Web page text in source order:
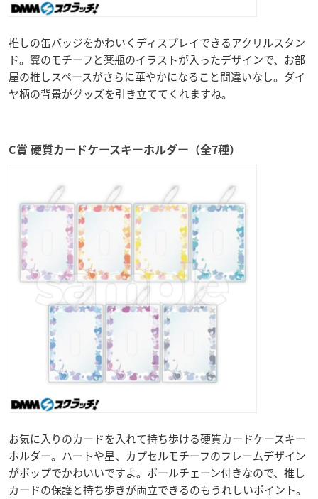
推しの缶バッジをかわいくディスプレイできるアクリルスタン
ド。翼のモチーフと薬瓶のイラストが入ったデザインで、お部
屋の推しスペースがさらに華やかになること間違いなし。ダイ
ヤ柄の背景がグッズを引き立ててくれますね。
C賞 硬質カードケースキーホルダー（全7種）
お気に入りのカードを入れて持ち歩ける硬質カードケースキー
ホルダー。ハートや星、カプセルモチーフのフレームデザイン
がポップでかわいいですよ。ボールチェーン付きなので、推し
カードの保護と持ち歩きが両立できるのもうれしいポイント。